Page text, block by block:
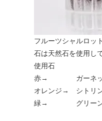
フルーツシャルロッ
石は天然石を使用し
使用石
赤→ ガーネッ
オレンジ→ シトリ
緑→ グリーント